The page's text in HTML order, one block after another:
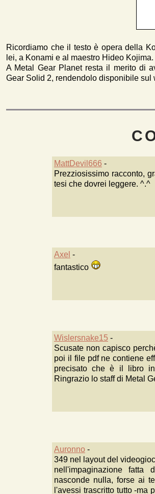
Ricordiamo che il testo è opera della
lei, a Konami e al maestro Hideo Kojima.
A Metal Gear Planet resta il merito di
Gear Solid 2, rendendolo disponibile sul
MattDevil666 -
Prezziosissimo racconto,
tesi che dovrei leggere. ^.^
Axel -
fantastico
Wislersnake15 -
Scusate non capisco
poi il file pdf ne contiene
precisato che è il libro
Ringrazio lo staff di Metal
Auronno -
349 nel layout del
nell'impaginazione fatta
nasconde nulla, forse ai
l'avessi trascritto tutto -ma